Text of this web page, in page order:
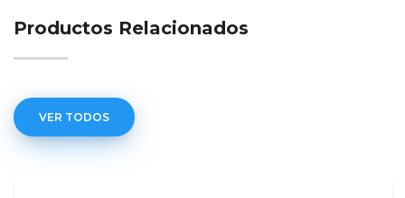
Productos Relacionados
VER TODOS